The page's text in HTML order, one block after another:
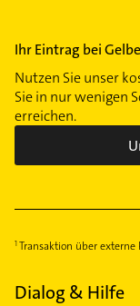
Ihr Eintrag bei
Nutzen Sie unser
Sie in nur wenigen
erreichen.
Transaktion über externe
Dialog & Hilfe